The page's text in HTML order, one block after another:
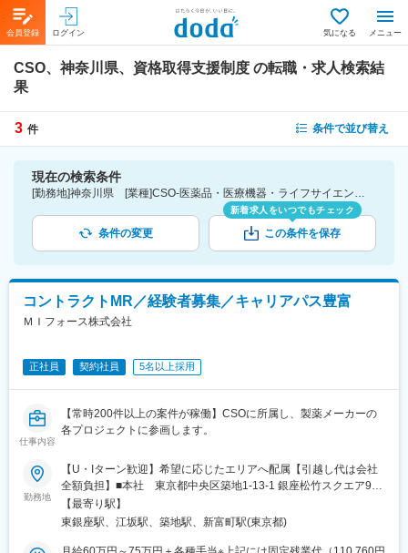
会員登録 ログイン 気になる メニュー
CSO、神奈川県、資格取得支援制度 の転職・求人検索結
果
3 件 条件で並び替え
現在の検索条件
[勤務地]神奈川県 [業種]CSO-医薬品・医療機器・ライフサイエンス・医療系サービス [詳細条件](待遇・福利厚生)資格取得支援制度
条件の変更
新着求人をいつでもチェック
この条件を保存
コントラクトMR／経験者募集／キャリアパス豊富
ＭＩフォース株式会社
正社員 契約社員 5名以上採用
仕事内容
【常時200件以上の案件が稼働】CSOに所属し、製薬メーカーの
各プロジェクトに参画します。
勤務地
【U・Iターン歓迎】希望に応じたエリアへ配属【引越し代は会社
全額負担】■本社 東京都中央区築地1-13-1 銀座松竹スクエア9F■
勤務エリア：（1）北海道：北海道（2）東北：青森・秋田・岩
手・山形・宮城・福島（3）関東：東京・神奈川・千葉・埼玉・茨
【最寄り駅】
東銀座駅、江坂駅、築地駅、新富町駅(東京都)